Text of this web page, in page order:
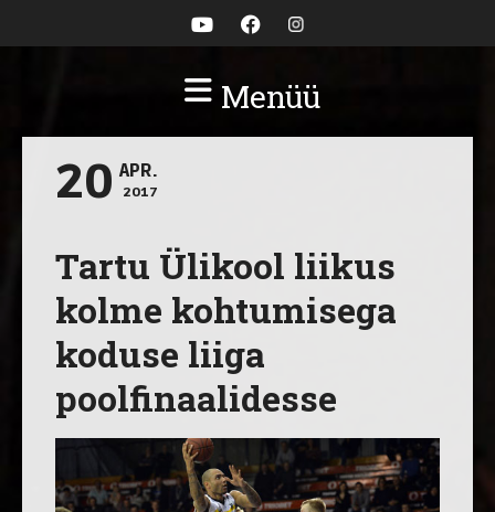
Menüü
20 APR.
2017
Tartu Ülikool liikus
kolme kohtumisega
koduse liiga
poolfinaalidesse